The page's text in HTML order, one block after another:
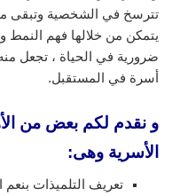
تترسخ في الشخصية وتبقى
يتمكن من خلالها فهم النمط
ضرورية في الحياة ، تجعل
أسرة في المستقبل.
و نقدم لكم بعض من
الأسرية وهى:
تعريف التلميذات بنعم